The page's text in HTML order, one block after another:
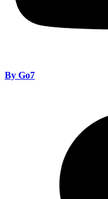
By Go7